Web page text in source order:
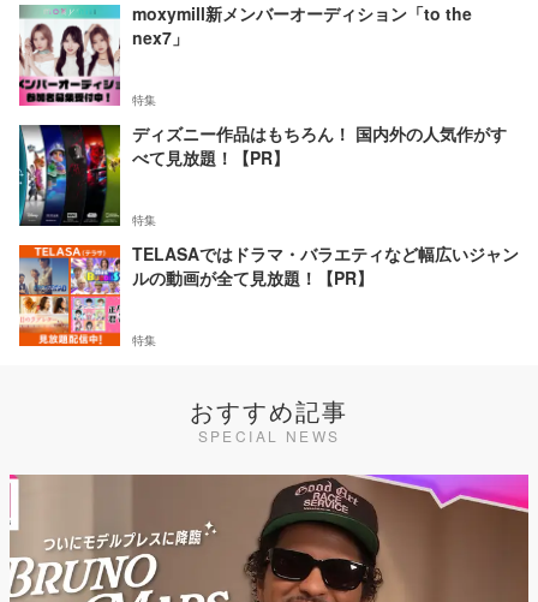
moxymill新メンバーオーディション「to the
nex7」
特集
ディズニー作品はもちろん！ 国内外の人気作がす
べて見放題！【PR】
特集
TELASAではドラマ・バラエティなど幅広いジャン
ルの動画が全て見放題！【PR】
特集
おすすめ記事
SPECIAL NEWS